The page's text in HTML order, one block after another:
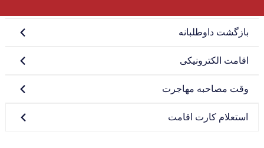
بازگشت داوطلبانه
اقامت الکترونیکی
وقت مصاحبه مهاجرت
استعلام کارت اقامت